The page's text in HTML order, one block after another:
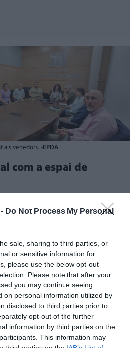
Do Not Process My Personal
sale, sharing to third parties, or
or sensitive information for
please use the below opt-out
Please note that after your
you may continue seeing
on personal information utilized by
disclosed to third parties prior to
opt-out of the further
information by third parties on the
This information may
als venedors. -EPDA
com a espai de
important dins de l’estratègia
públics
és un punt de trobada
econòmica i social de
volem garantir que
viu i adaptat a les necessitats
i dels comerciant s”.
de Comerç, Zeus Grau
és fer-lo més còmode i